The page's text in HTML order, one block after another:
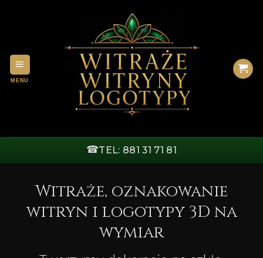
☎TEL: 881 31 71 81
Witraże, oznakowanie
witryn i logotypy 3D na
wymiar